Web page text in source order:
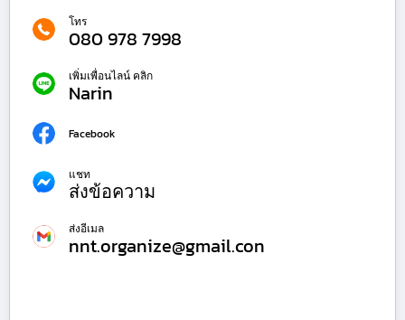
โทร
080 978 7998
เพิ่มเพื่อนไลน์ คลิก
Narin
Facebook
แชท
ส่งข้อความ
ส่งอีเมล
nnt.organize@gmail.con